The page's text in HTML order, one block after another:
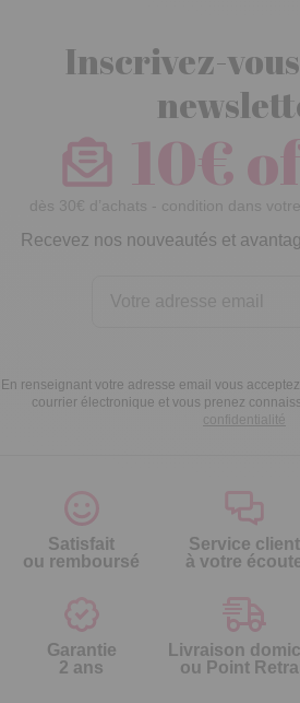
Inscrivez-
10€
dès 30€ d’achats - condition dans
Recevez nos nouveautés et
En renseignant votre adresse email vous
courrier électronique et vous prenez
confidentialité
Satisfait
ou remboursé
Service client
à votre
Garantie
2 ans
Livraison
ou Point